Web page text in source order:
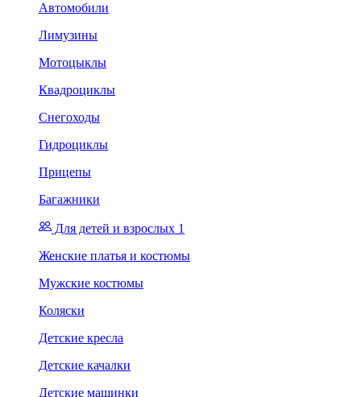
Автомобили
Лимузины
Мотоцыклы
Квадроциклы
Снегоходы
Гидроциклы
Прицепы
Багажники
Для детей и взрослых 1
Женские платья и костюмы
Мужские костюмы
Коляски
Детские кресла
Детские качалки
Детские машинки